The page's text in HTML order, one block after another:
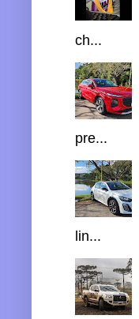
ch...
pre...
lin...